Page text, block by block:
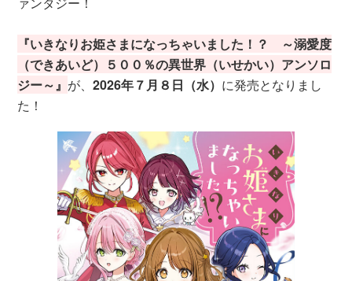
『いきなりお姫さまになっちゃいました！？ ～溺愛度
（できあいど）５００％の異世界（いせかい）アンソロ
ジー～』 が、2026年７月８日（水） に発売となりまし
た！